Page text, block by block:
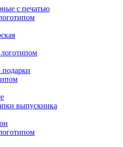
с печатью
выпускника